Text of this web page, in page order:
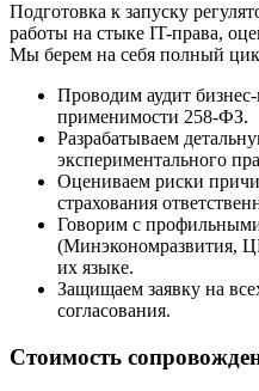
Подготовка к запуску
работы на стыке IT-права,
Мы берем на себя полный
Проводим аудит
применимости 258-ФЗ.
Разрабатываем
экспериментального
Оцениваем риски
страхования
Говорим с
(Минэкономразвития,
их языке.
Защищаем заявку на
согласования.
Стоимость